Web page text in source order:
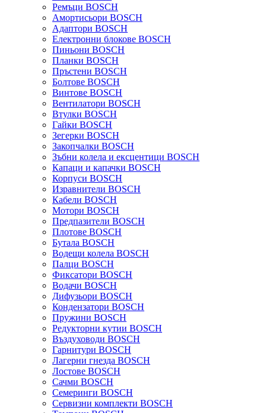
Ремъци BOSCH
Амортисьори BOSCH
Адаптори BOSCH
Електронни блокове BOSCH
Пиньони BOSCH
Планки BOSCH
Пръстени BOSCH
Болтове BOSCH
Винтове BOSCH
Вентилатори BOSCH
Втулки BOSCH
Гайки BOSCH
Зегерки BOSCH
Закопчалки BOSCH
Зъбни колела и ексцентици BOSCH
Капаци и капачки BOSCH
Корпуси BOSCH
Изравнители BOSCH
Кабели BOSCH
Мотори BOSCH
Предпазители BOSCH
Плотове BOSCH
Бутала BOSCH
Водещи колела BOSCH
Палци BOSCH
Фиксатори BOSCH
Водачи BOSCH
Дифузьори BOSCH
Кондензатори BOSCH
Пружини BOSCH
Редукторни кутии BOSCH
Въздуховоди BOSCH
Гарнитури BOSCH
Лагерни гнезда BOSCH
Лостове BOSCH
Сачми BOSCH
Семеринги BOSCH
Сервизни комплекти BOSCH